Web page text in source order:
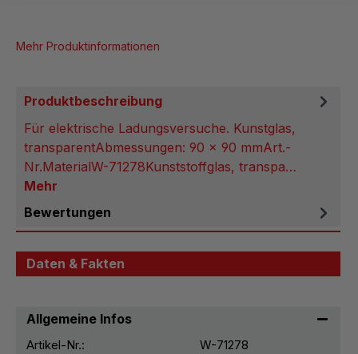
Mehr Produktinformationen
Produktbeschreibung
Für elektrische Ladungsversuche. Kunstglas,
transparentAbmessungen: 90 x 90 mmArt.-
Nr.MaterialW-71278Kunststoffglas, transpa…
Mehr
Bewertungen
Daten & Fakten
Allgemeine Infos
Artikel-Nr.:
W-71278